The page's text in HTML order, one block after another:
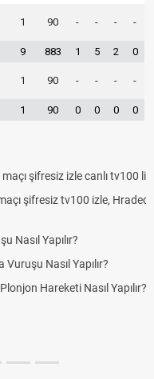
1 90 - - - -
9 883 1 5 2 0
1 90 - - - -
1 90 0 0 0 0
izle canlı tv100 linki
tv100 izle, Hradec Kralove
Yapılır?
Nasıl Yapılır?